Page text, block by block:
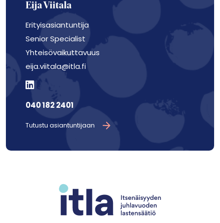
Eija Viitala
Erityisasiantuntija
Senior Specialist
Yhteisövaikuttavuus
eija.viitala@itla.fi
040 182 2401
Tutustu asiantuntijaan